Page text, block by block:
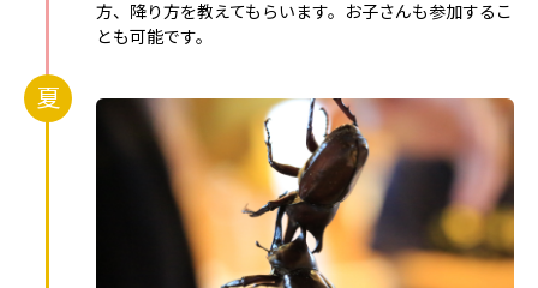
方、降り方を教えてもらいます。お子さんも参加するこ
とも可能です。
夏